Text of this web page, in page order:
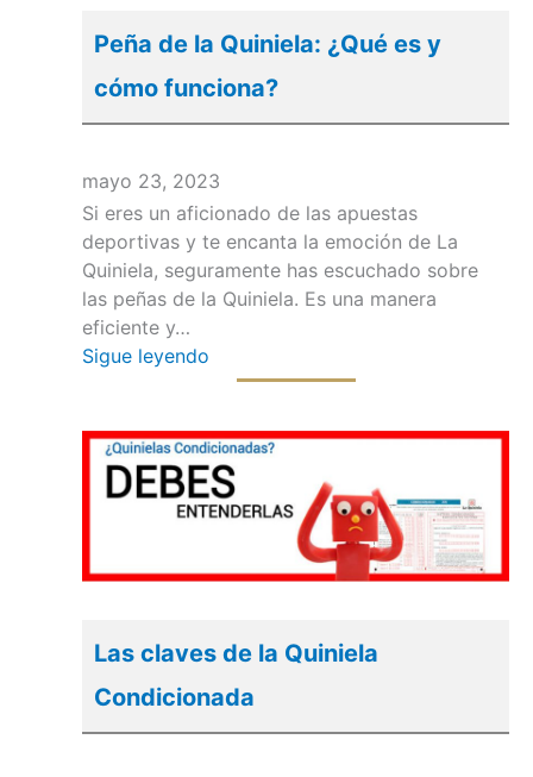
Peña de la Quiniela: ¿Qué es y
cómo funciona?
mayo 23, 2023
Si eres un aficionado de las apuestas
deportivas y te encanta la emoción de La
Quiniela, seguramente has escuchado sobre
las peñas de la Quiniela. Es una manera
eficiente y…
Sigue leyendo
Las claves de la Quiniela
Condicionada